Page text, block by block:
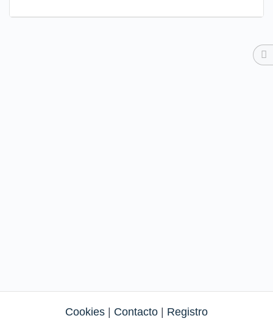
Cookies Contacto Registro